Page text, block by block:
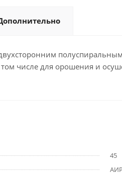
числе для орошения и
45